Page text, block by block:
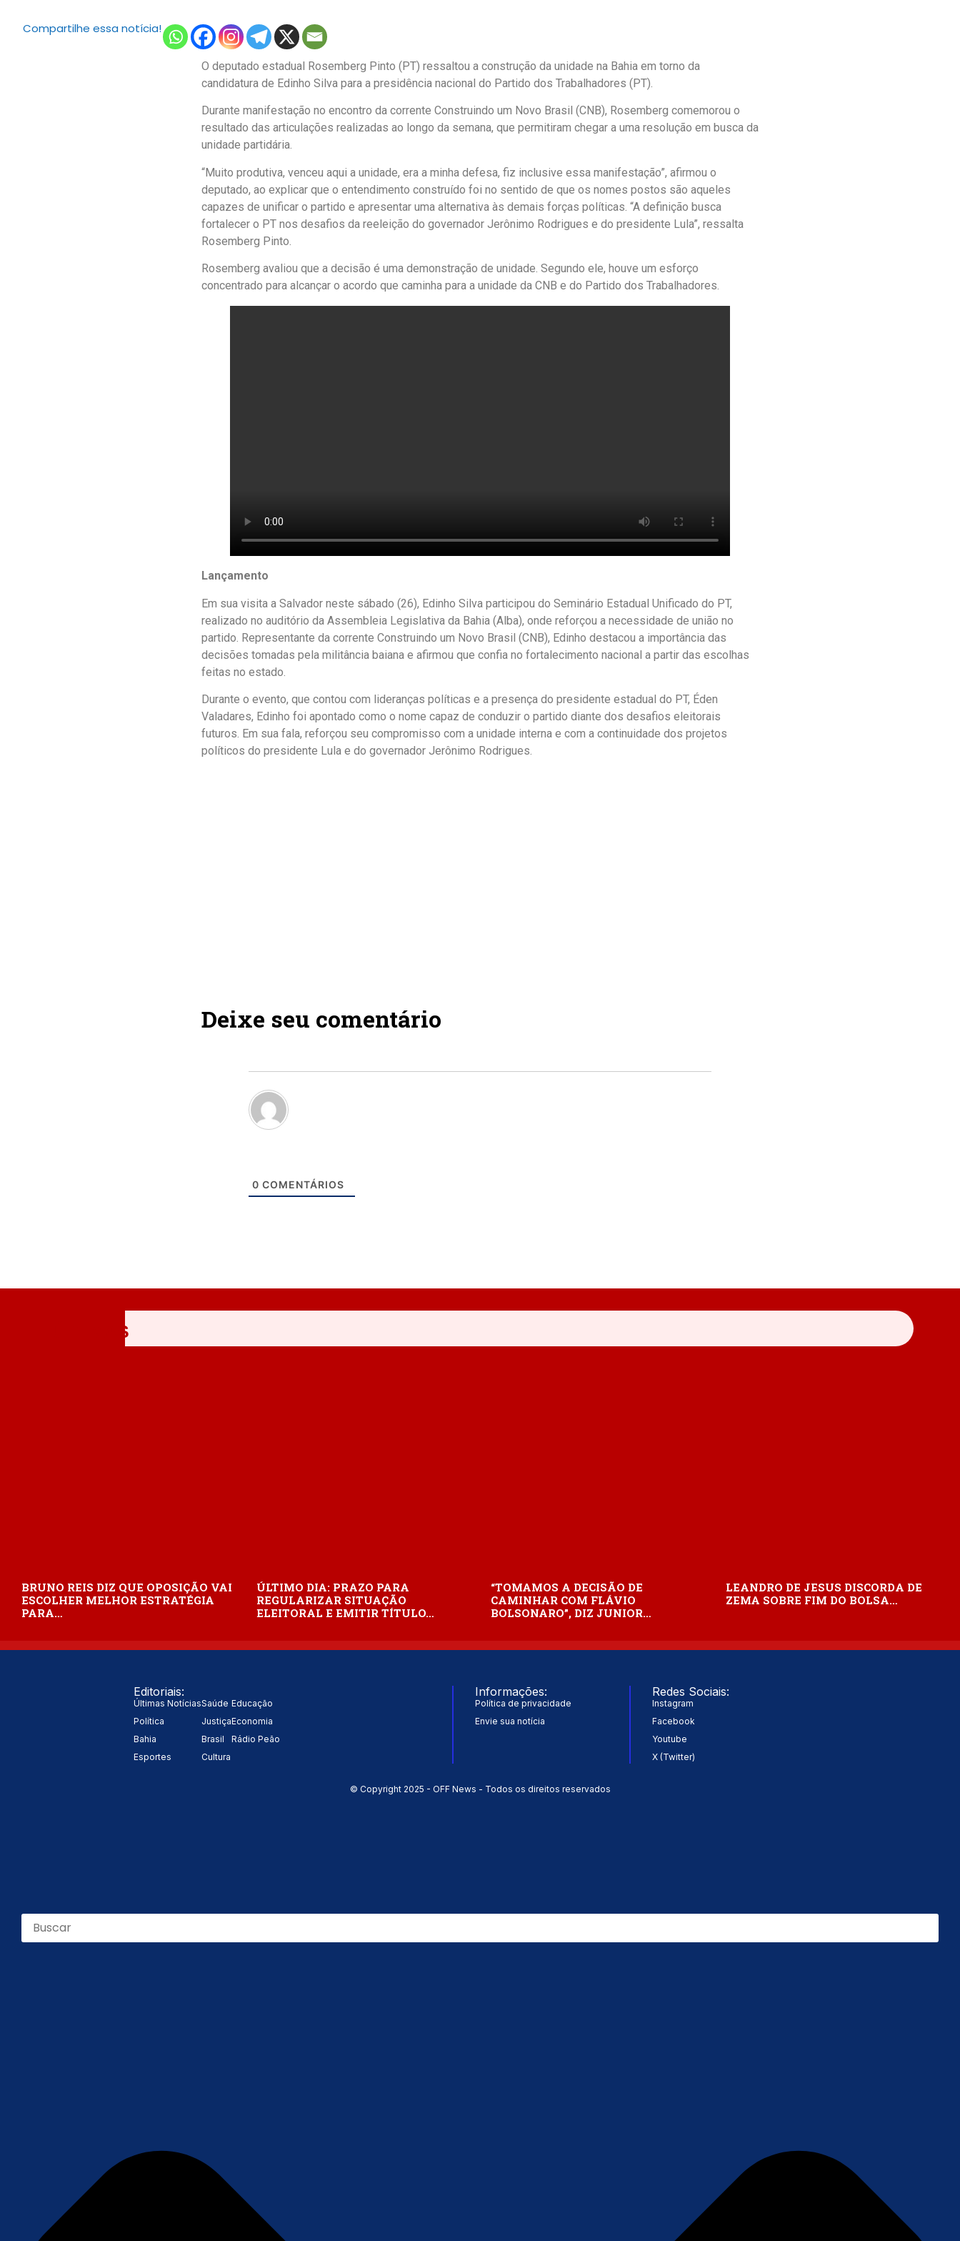
Compartilhe essa notícia!
O deputado estadual Rosemberg Pinto (PT) ressaltou a construção da unidade na Bahia em torno da
candidatura de Edinho Silva para a presidência nacional do Partido dos Trabalhadores (PT).
Durante manifestação no encontro da corrente Construindo um Novo Brasil (CNB), Rosemberg comemorou o
resultado das articulações realizadas ao longo da semana, que permitiram chegar a uma resolução em busca da
unidade partidária.
“Muito produtiva, venceu aqui a unidade, era a minha defesa, fiz inclusive essa manifestação”, afirmou o
deputado, ao explicar que o entendimento construído foi no sentido de que os nomes postos são aqueles
capazes de unificar o partido e apresentar uma alternativa às demais forças políticas. “A definição busca
fortalecer o PT nos desafios da reeleição do governador Jerônimo Rodrigues e do presidente Lula”, ressalta
Rosemberg Pinto.
Rosemberg avaliou que a decisão é uma demonstração de unidade. Segundo ele, houve um esforço
concentrado para alcançar o acordo que caminha para a unidade da CNB e do Partido dos Trabalhadores.
Lançamento
Em sua visita a Salvador neste sábado (26), Edinho Silva participou do Seminário Estadual Unificado do PT,
realizado no auditório da Assembleia Legislativa da Bahia (Alba), onde reforçou a necessidade de união no
partido. Representante da corrente Construindo um Novo Brasil (CNB), Edinho destacou a importância das
decisões tomadas pela militância baiana e afirmou que confia no fortalecimento nacional a partir das escolhas
feitas no estado.
Durante o evento, que contou com lideranças políticas e a presença do presidente estadual do PT, Éden
Valadares, Edinho foi apontado como o nome capaz de conduzir o partido diante dos desafios eleitorais
futuros. Em sua fala, reforçou seu compromisso com a unidade interna e com a continuidade dos projetos
políticos do presidente Lula e do governador Jerônimo Rodrigues.
Deixe seu comentário
0 COMENTÁRIOS
ÚLTIMAS
BRUNO REIS DIZ QUE OPOSIÇÃO VAI
ESCOLHER MELHOR ESTRATÉGIA
PARA…
ÚLTIMO DIA: PRAZO PARA
REGULARIZAR SITUAÇÃO
ELEITORAL E EMITIR TÍTULO…
“TOMAMOS A DECISÃO DE
CAMINHAR COM FLÁVIO
BOLSONARO”, DIZ JUNIOR…
LEANDRO DE JESUS DISCORDA DE
ZEMA SOBRE FIM DO BOLSA…
Editoriais:
Últimas Notícias
Política
Bahia
Esportes
Saúde
Justiça
Brasil
Cultura
Educação
Economia
Rádio Peão
Informações:
Política de privacidade
Envie sua notícia
Redes Sociais:
Instagram
Facebook
Youtube
X (Twitter)
© Copyright 2025 - OFF News - Todos os direitos reservados